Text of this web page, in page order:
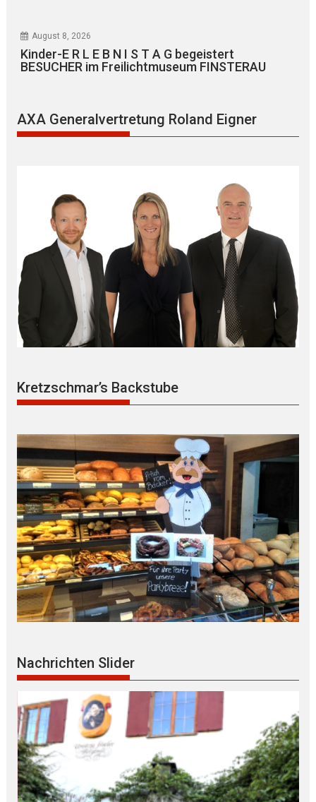
August 8, 2026
Kinder-E R L E B N I S T A G begeistert
BESUCHER im Freilichtmuseum FINSTERAU
AXA Generalvertretung Roland Eigner
Kretzschmar’s Backstube
Nachrichten Slider